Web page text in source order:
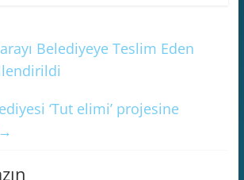
Belediyeye Teslim Eden
‘Tut elimi’ projesine
→